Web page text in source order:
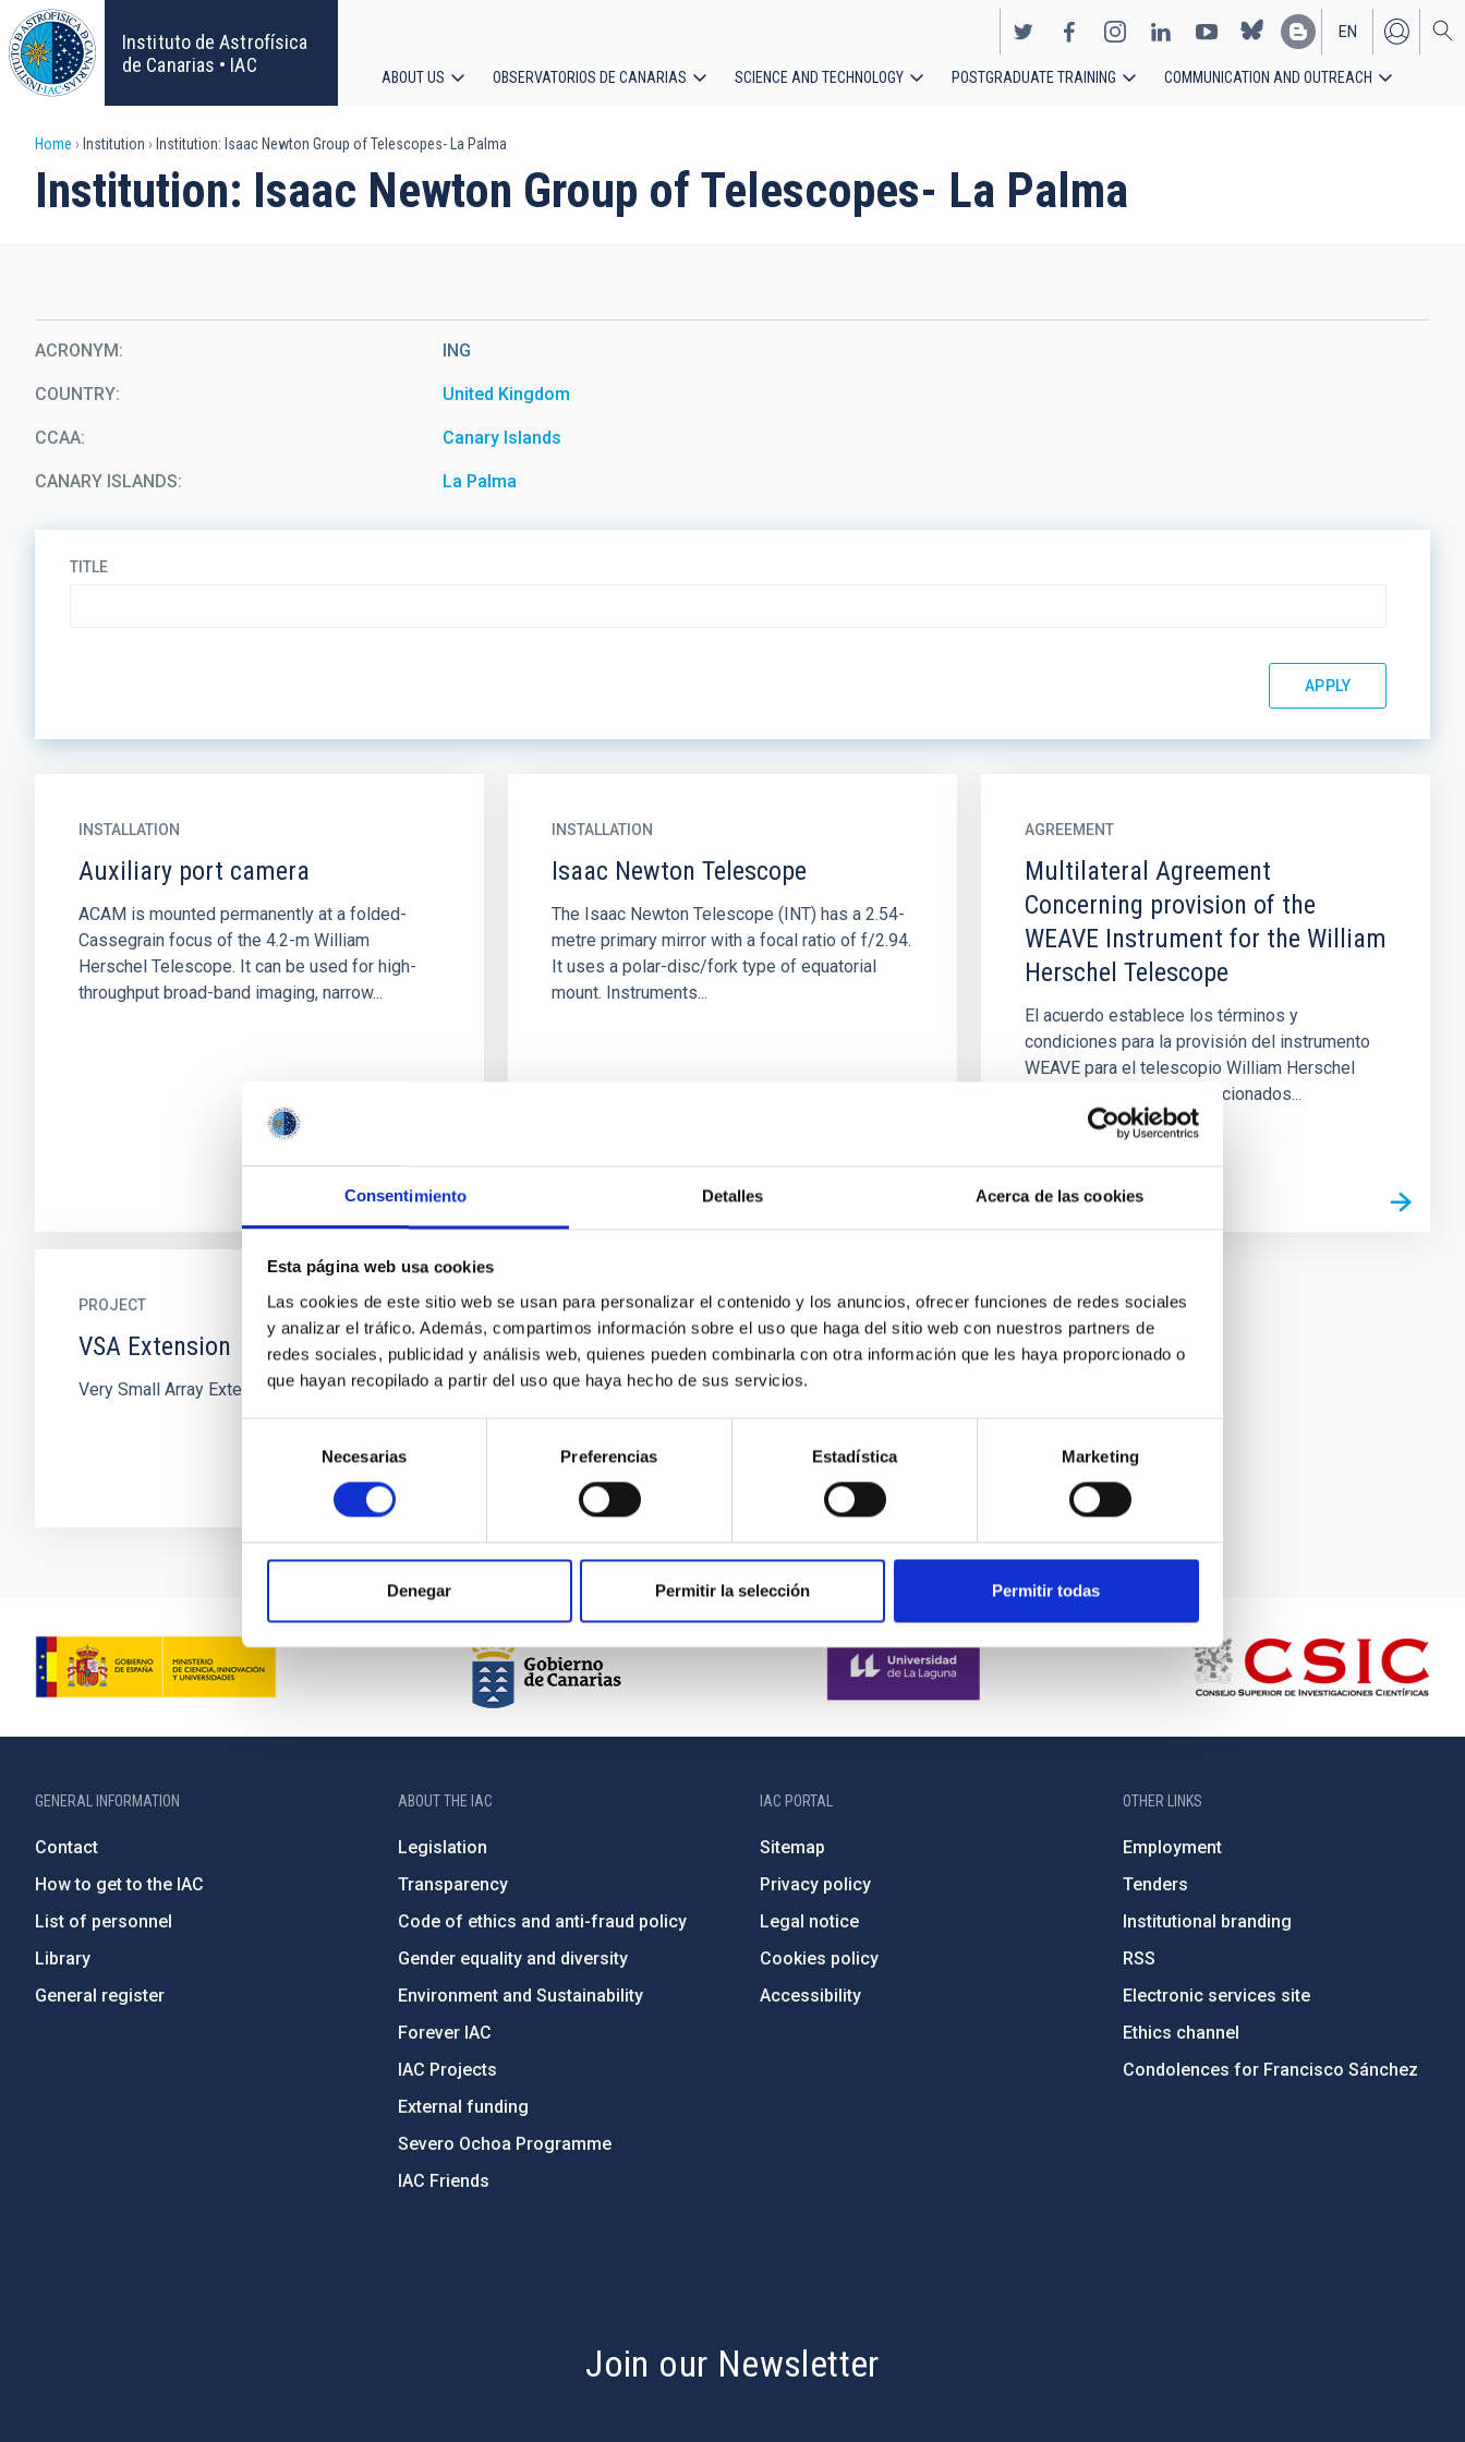
Consentimiento Detalles Acerca de las cookies
Esta página web usa cookies
Las cookies de este sitio web se usan para personalizar el contenido y los anuncios, ofrecer funciones de redes sociales
y analizar el tráfico. Además, compartimos información sobre el uso que haga del sitio web con nuestros partners de
redes sociales, publicidad y análisis web, quienes pueden combinarla con otra información que les haya proporcionado o
que hayan recopilado a partir del uso que haya hecho de sus servicios.
consentimiento
Necesarias Preferencias Estadística Marketing
Denegar Permitir la selección Permitir todas
Skip
to
main
content
Instituto de Astrofísica
de Canarias • IAC
EN
ES
navigation
ABOUT US OBSERVATORIOS DE CANARIAS SCIENCE AND TECHNOLOGY POSTGRADUATE TRAINING COMMUNICATION AND OUTREACH
Breadcrumb
Home Institution Institution: Isaac Newton Group of Telescopes- La Palma
Institution: Isaac Newton Group of Telescopes- La Palma
ACRONYM ING
COUNTRY United Kingdom
CCAA Canary Islands
CANARY ISLANDS La Palma
TITLE
INSTALLATION
Auxiliary port camera
ACAM is mounted permanently at a folded-
Cassegrain focus of the 4.2-m William
Herschel Telescope. It can be used for high-
throughput broad-band imaging, narrow...
INSTALLATION
Isaac Newton Telescope
The Isaac Newton Telescope (INT) has a 2.54-
metre primary mirror with a focal ratio of f/2.94.
It uses a polar-disc/fork type of equatorial
mount. Instruments...
AGREEMENT
Multilateral Agreement
Concerning provision of the
WEAVE Instrument for the William
Herschel Telescope
El acuerdo establece los términos y
condiciones para la provisión del instrumento
WEAVE para el telescopio William Herschel
(WHT) y los servicios relacionados...
PROJECT
VSA Extension
Very Small Array Extension
GENERAL INFORMATION
Contact
How to get to the IAC
List of personnel
Library
General register
ABOUT THE IAC
Legislation
Transparency
Code of ethics and anti-fraud policy
Gender equality and diversity
Environment and Sustainability
Forever IAC
IAC Projects
External funding
Severo Ochoa Programme
IAC Friends
IAC PORTAL
Sitemap
Privacy policy
Legal notice
Cookies policy
Accessibility
OTHER LINKS
Employment
Tenders
Institutional branding
RSS
Electronic services site
Ethics channel
Condolences for Francisco Sánchez
Join our Newsletter